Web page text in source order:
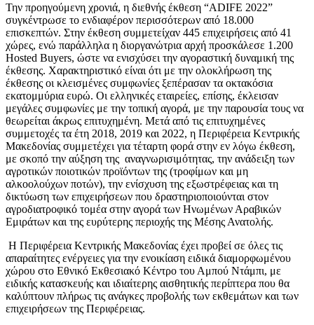
Την προηγούμενη χρονιά, η διεθνής έκθεση “ADIFE 2022”
συγκέντρωσε το ενδιαφέρον περισσότερων από 18.000
επισκεπτών. Στην έκθεση συμμετείχαν 445 επιχειρήσεις από 41
χώρες, ενώ παράλληλα η διοργανώτρια αρχή προσκάλεσε 1.200
Hosted Buyers, ώστε να ενισχύσει την αγοραστική δυναμική της
έκθεσης. Χαρακτηριστικό είναι ότι με την ολοκλήρωση της
έκθεσης οι κλεισμένες συμφωνίες ξεπέρασαν τα οκτακόσια
εκατομμύρια ευρώ. Οι ελληνικές εταιρείες, επίσης, έκλεισαν
μεγάλες συμφωνίες με την τοπική αγορά, με την παρουσία τους να
θεωρείται άκρως επιτυχημένη. Μετά από τις επιτυχημένες
συμμετοχές τα έτη 2018, 2019 και 2022, η Περιφέρεια Κεντρικής
Μακεδονίας συμμετέχει για τέταρτη φορά στην εν λόγω έκθεση,
με σκοπό την αύξηση της αναγνωρισιμότητας, την ανάδειξη των
αγροτικών ποιοτικών προϊόντων της (τροφίμων και μη
αλκοολούχων ποτών), την ενίσχυση της εξωστρέφειας και τη
δικτύωση των επιχειρήσεων που δραστηριοποιούνται στον
αγροδιατροφικό τομέα στην αγορά των Ηνωμένων Αραβικών
Εμιράτων και της ευρύτερης περιοχής της Μέσης Ανατολής.
Η Περιφέρεια Κεντρικής Μακεδονίας έχει προβεί σε όλες τις
απαραίτητες ενέργειες για την ενοικίαση ειδικά διαμορφωμένου
χώρου στο Εθνικό Εκθεσιακό Κέντρο του Αμπού Ντάμπι, με
ειδικής κατασκευής και ιδιαίτερης αισθητικής περίπτερα που θα
καλύπτουν πλήρως τις ανάγκες προβολής των εκθεμάτων και των
επιχειρήσεων της Περιφέρειας.